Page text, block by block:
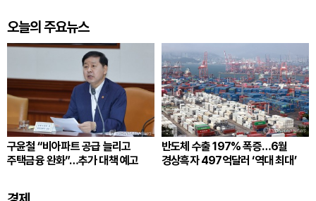
오늘의 주요뉴스
구윤철 “비아파트 공급 늘리고
주택금융 완화”…추가 대책 예고
반도체 수출 197% 폭증…6월
경상흑자 497억달러 ‘역대 최대’